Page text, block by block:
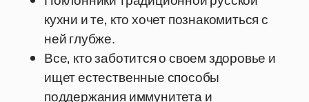
кухни и те, кто хочет познакомиться с
ней глубже.
Все, кто заботится о своем здоровье и
ищет естественные способы
поддержания иммунитета и